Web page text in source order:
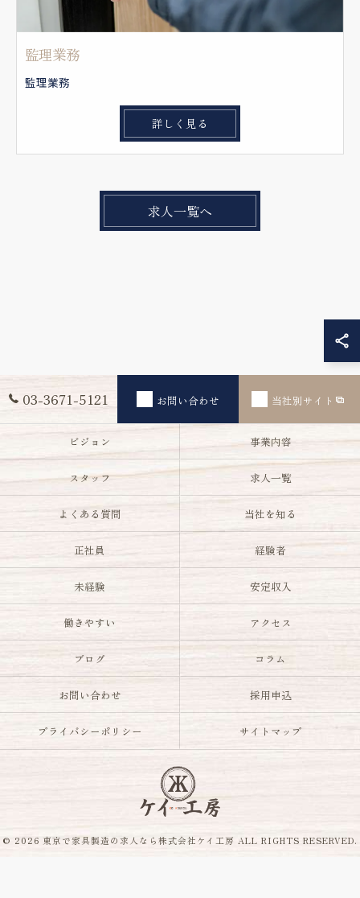
監理業務
監理業務
詳しく見る
求人一覧へ
03-3671-5121 お問い合わせ 当社別サイト
ビジョン 事業内容
スタッフ 求人一覧
よくある質問 当社を知る
正社員 経験者
未経験 安定収入
働きやすい アクセス
ブログ コラム
お問い合わせ 採用申込
プライバシーポリシー サイトマップ
© 2026 東京で家具製造の求人なら株式会社ケイ工房 ALL RIGHTS RESERVED.